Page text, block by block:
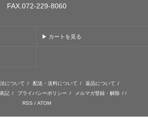
FAX.072-229-8060
▶ カートを見る
について / 配送・送料について / 返品について /
記 / プライバシーポリシー / メルマガ登録・解除 / /
RSS / ATOM